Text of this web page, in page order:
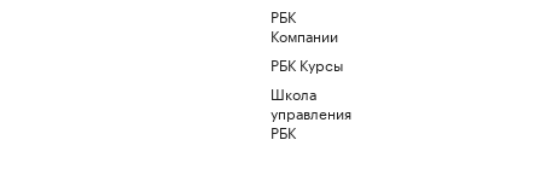
РБК
Компании
РБК Курсы
Школа
управления
РБК